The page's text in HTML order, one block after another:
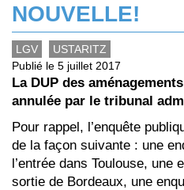
NOUVELLE!
LGV
USTARITZ
Publié le 5 juillet 2017
La DUP des
annulée par le tribunal
Pour rappel, l’enquête
de la façon suivante : une
l’entrée dans Toulouse, une
sortie de Bordeaux, une